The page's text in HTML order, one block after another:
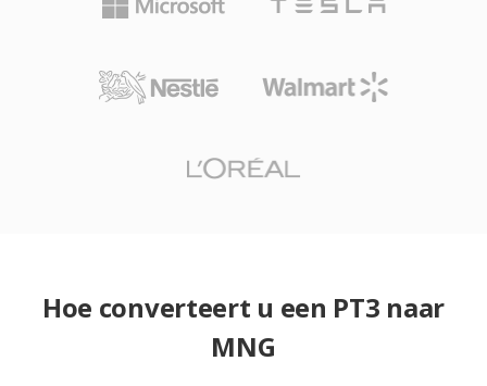
Hoe converteert u een PT3 naar
MNG